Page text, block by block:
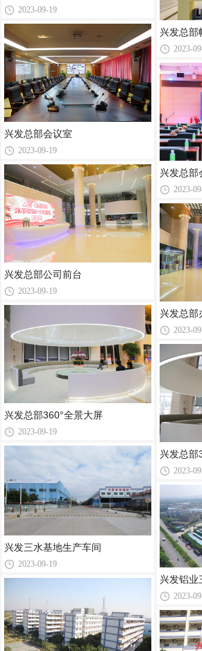
2023-09-19
兴发总部会议室
2023-09-19
兴发总部公司前台
2023-09-19
兴发总部360°全景大屏
2023-09-19
兴发三水基地生产车间
2023-09-19
兴发总部
2023-
兴发总部
2023-
兴发总部
2023-
兴发总部
2023-
兴发铝业
2023-